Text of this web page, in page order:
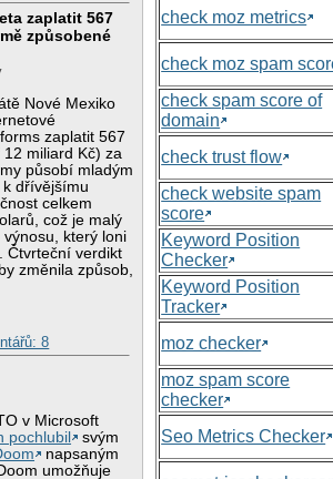
zaplatit 567
způsobené
Nové Mexiko
zaplatit 567
miliard Kč) za
působí mladým
dřívějšímu
celkem
což je malý
který loni
Čtvrteční verdikt
změnila způsob,
8
v Microsoft
pochlubil
svým
napsaným
umožňuje
check moz metrics
check moz spam
check spam score of
domain
check trust flow
check website spam
score
Keyword Position
Checker
Keyword Position
Tracker
moz checker
moz spam score
checker
Seo Metrics Checker